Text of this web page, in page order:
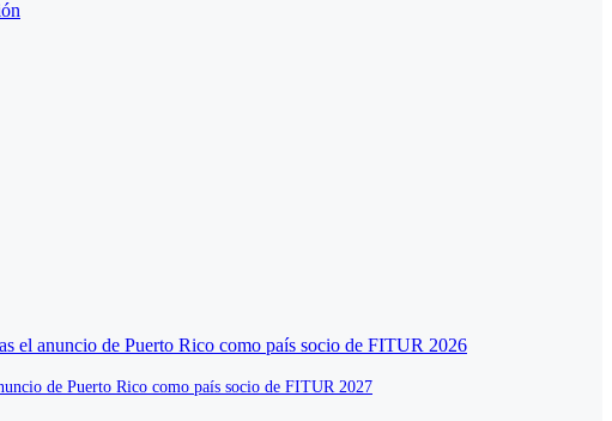
de Puerto Rico como país socio de FITUR 2027